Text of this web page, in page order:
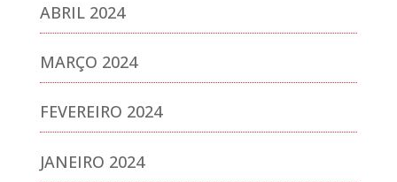
ABRIL 2024
MARÇO 2024
FEVEREIRO 2024
JANEIRO 2024